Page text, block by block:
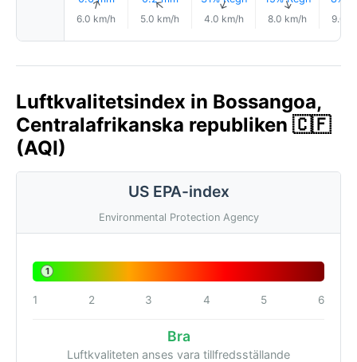
↑
6.0 km/h
↑
5.0 km/h
↑
4.0 km/h
↑
8.0 km/h 9.0
Luftkvalitetsindex in Bossangoa,
Centralafrikanska republiken 🇨🇫
(AQI)
US EPA-index
Environmental Protection Agency
1
1 2 3 4 5 6
Bra
Luftkvaliteten anses vara tillfredsställande